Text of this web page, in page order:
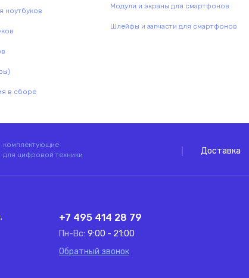
ноутбуков
в сборе
Модули и экраны для смартфонов
Шлейфы и запчасти для смартфонов
комплектующие
для цифровой техники
Доставка
+7 495 414 28 79
Пн-Вс: 9:00 - 21:00
Обратный звонок